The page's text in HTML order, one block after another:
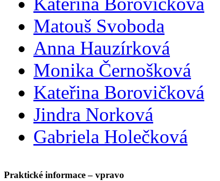
Matouš Svoboda
Anna Hauzírková
Monika Černošková
Kateřina Borovičková
Jindra Norková
Gabriela Holečková
Praktické informace – vpravo